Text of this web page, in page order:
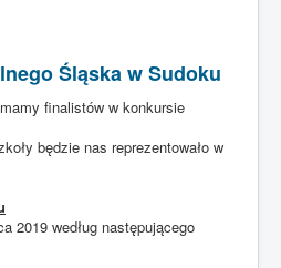
Śląska w Sudoku
finalistów w konkursie
będzie nas reprezentowało w
2019 według następującego